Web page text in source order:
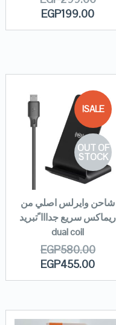
EGP199.00
SALE!
OUT OF
STOCK
شاحن وايرلس اصلي من
ريماكس سريع جدااا ًتبريد
dual coil
EGP580.00
EGP455.00